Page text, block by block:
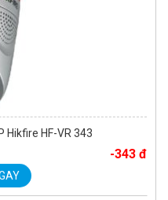
HF-VR 343
-343 đ